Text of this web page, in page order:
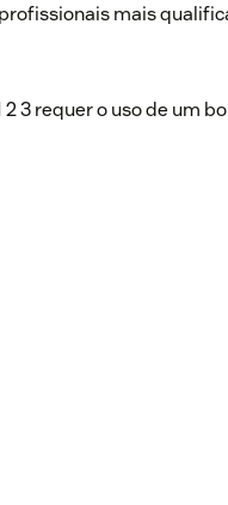
mais
3 requer o uso de um